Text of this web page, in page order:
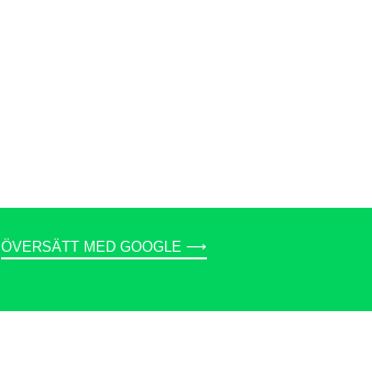
ÖVERSÄTT MED GOOGLE ⟶